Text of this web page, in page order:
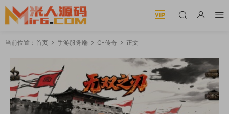
当前位置： 首页 手游服务端 C-传奇 正文